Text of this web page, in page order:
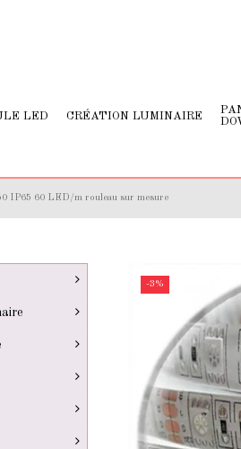
LED CRÉATION LUMINAIRE
IP65 60 LED/m rouleau sur mesure
-3%